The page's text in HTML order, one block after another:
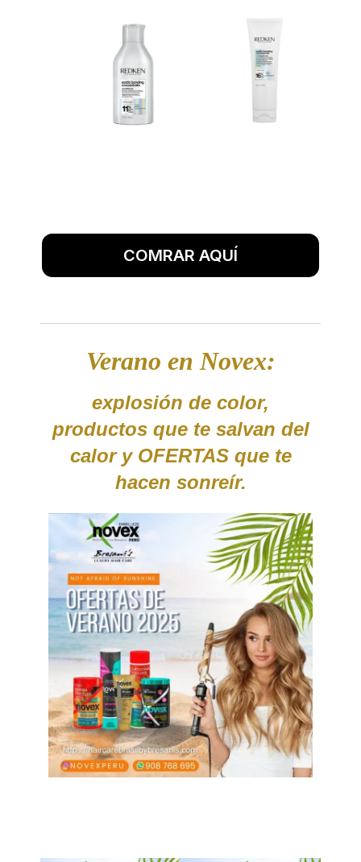
COMRAR AQUÍ
Verano en Novex:
explosión de color,
productos que te salvan del
calor y OFERTAS que te
hacen sonreír.